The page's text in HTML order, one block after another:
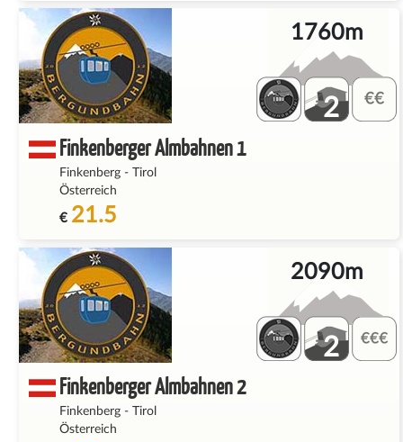
Finkenberger Almbahnen 1
Finkenberg-
Tirol
Österreich
€ 21.5
1760m
2
Finkenberger Almbahnen 2
Finkenberg-
Tirol
Österreich
2090m
2